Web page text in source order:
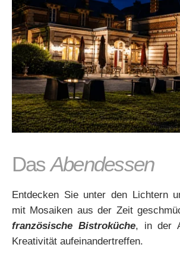
DasAbendessen
Entdecken Sie unter den Lichtern
mit Mosaiken aus der Zeit
französische Bistroküche, in der
Kreativität aufeinandertreffen.